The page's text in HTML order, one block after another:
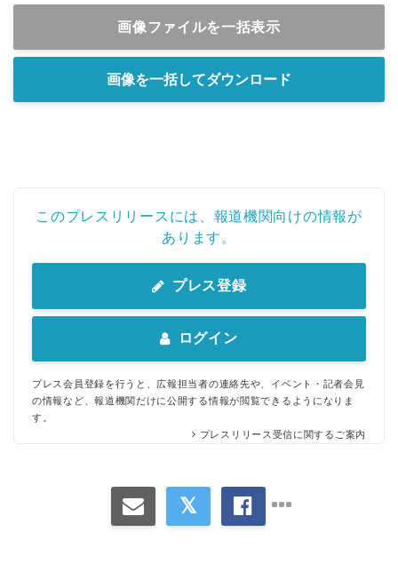
画像ファイルを一括表示
画像を一括してダウンロード
このプレスリリースには、報道機関向けの情報が
あります。
プレス登録
ログイン
プレス会員登録を行うと、広報担当者の連絡先や、イベント・記者会見
の情報など、報道機関だけに公開する情報が閲覧できるようになりま
す。
プレスリリース受信に関するご案内